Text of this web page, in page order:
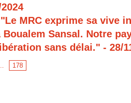
"Le MRC exprime sa vive
Boualem Sansal. Notre
sans délai." - 28/
178